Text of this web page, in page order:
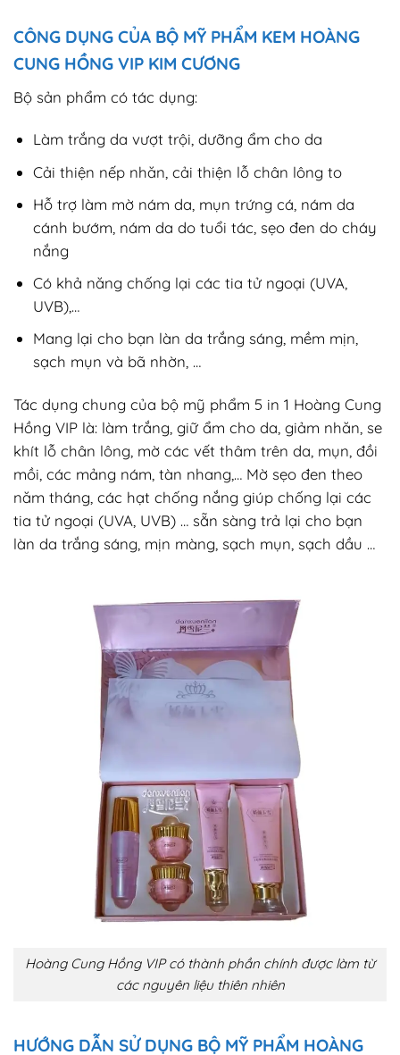
CÔNG DỤNG CỦA BỘ MỸ PHẨM KEM HOÀNG
CUNG HỒNG VIP KIM CƯƠNG
Bộ sản phẩm có tác dụng:
Làm trắng da vượt trội, dưỡng ẩm cho da
Cải thiện nếp nhăn, cải thiện lỗ chân lông to
Hỗ trợ làm mờ nám da, mụn trứng cá, nám da
cánh bướm, nám da do tuổi tác, sẹo đen do cháy
nắng
Có khả năng chống lại các tia tử ngoại (UVA,
UVB),…
Mang lại cho bạn làn da trắng sáng, mềm mịn,
sạch mụn và bã nhờn, …
Tác dụng chung của bộ mỹ phẩm 5 in 1 Hoàng Cung
Hồng VIP là: làm trắng, giữ ẩm cho da, giảm nhăn, se
khít lỗ chân lông, mờ các vết thâm trên da, mụn, đồi
mồi, các mảng nám, tàn nhang,… Mờ sẹo đen theo
năm tháng, các hạt chống nắng giúp chống lại các
tia tử ngoại (UVA, UVB) … sẵn sàng trả lại cho bạn
làn da trắng sáng, mịn màng, sạch mụn, sạch dầu …
Hoàng Cung Hồng VIP có thành phần chính được làm từ
các nguyên liệu thiên nhiên
HƯỚNG DẪN SỬ DỤNG BỘ MỸ PHẨM HOÀNG